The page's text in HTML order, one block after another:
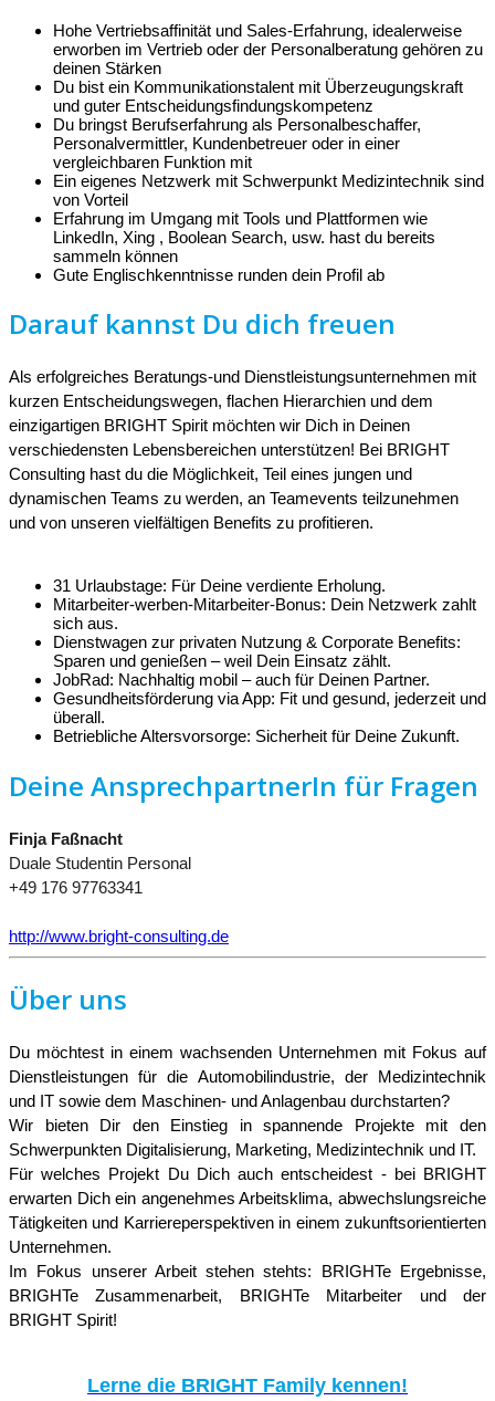
Hohe Vertriebsaffinität und Sales-Erfahrung, idealerweise
erworben im Vertrieb oder der Personalberatung gehören zu
deinen Stärken
Du bist ein Kommunikationstalent mit Überzeugungskraft
und guter Entscheidungsfindungskompetenz
Du bringst Berufserfahrung als Personalbeschaffer,
Personalvermittler, Kundenbetreuer oder in einer
vergleichbaren Funktion mit
Ein eigenes Netzwerk mit Schwerpunkt Medizintechnik sind
von Vorteil
Erfahrung im Umgang mit Tools und Plattformen wie
LinkedIn, Xing , Boolean Search, usw. hast du bereits
sammeln können
Gute Englischkenntnisse runden dein Profil ab
Darauf kannst Du dich freuen
Als erfolgreiches Beratungs-und Dienstleistungsunternehmen mit
kurzen Entscheidungswegen, flachen Hierarchien und dem
einzigartigen BRIGHT Spirit möchten wir Dich in Deinen
verschiedensten Lebensbereichen unterstützen! Bei BRIGHT
Consulting hast du die Möglichkeit, Teil eines jungen und
dynamischen Teams zu werden, an Teamevents teilzunehmen
und von unseren vielfältigen Benefits zu profitieren.
31 Urlaubstage: Für Deine verdiente Erholung.
Mitarbeiter-werben-Mitarbeiter-Bonus: Dein Netzwerk zahlt
sich aus.
Dienstwagen zur privaten Nutzung & Corporate Benefits:
Sparen und genießen – weil Dein Einsatz zählt.
JobRad: Nachhaltig mobil – auch für Deinen Partner.
Gesundheitsförderung via App: Fit und gesund, jederzeit und
überall.
Betriebliche Altersvorsorge: Sicherheit für Deine Zukunft.
Deine AnsprechpartnerIn für Fragen
Finja Faßnacht
Duale Studentin Personal
+49 176 97763341
http://www.bright-consulting.de
Über uns
Du möchtest in einem wachsenden Unternehmen mit Fokus auf
Dienstleistungen für die Automobilindustrie, der Medizintechnik
und IT sowie dem Maschinen- und Anlagenbau durchstarten?
Wir bieten Dir den Einstieg in spannende Projekte mit den
Schwerpunkten Digitalisierung, Marketing, Medizintechnik und IT.
Für welches Projekt Du Dich auch entscheidest - bei BRIGHT
erwarten Dich ein angenehmes Arbeitsklima, abwechslungsreiche
Tätigkeiten und Karriereperspektiven in einem zukunftsorientierten
Unternehmen.
Im Fokus unserer Arbeit stehen stehts: BRIGHTe Ergebnisse,
BRIGHTe Zusammenarbeit, BRIGHTe Mitarbeiter und der
BRIGHT Spirit!
Lerne die BRIGHT Family kennen!